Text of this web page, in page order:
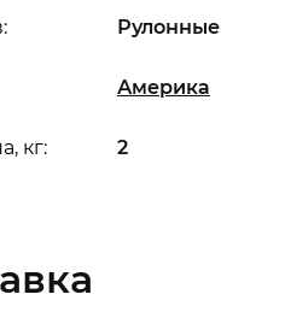
кг: 2
Америка
Рулонные